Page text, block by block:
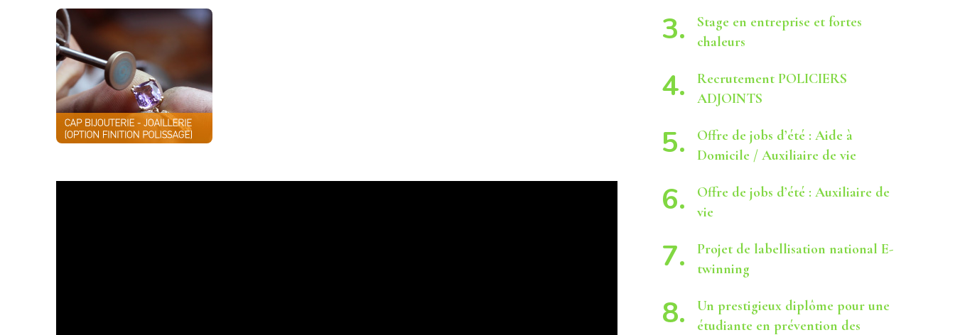
Stage en entreprise et fortes
chaleurs
Recrutement POLICIERS
ADJOINTS
Offre de jobs d’été : Aide à
Domicile / Auxiliaire de vie
Offre de jobs d’été : Auxiliaire de
vie
Projet de labellisation national E-
twinning
Un prestigieux diplôme pour une
étudiante en prévention des